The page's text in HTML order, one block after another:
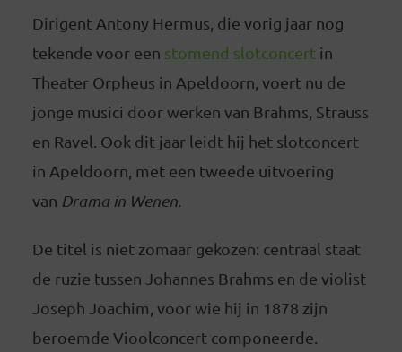
Dirigent Antony Hermus, die vorig jaar nog
tekende voor een stomend slotconcertin
Theater Orpheus in Apeldoorn, voert nu de
jonge musici door werken van Brahms, Strauss
en Ravel. Ook dit jaar leidt hij het slotconcert
in Apeldoorn, met een tweede uitvoering
van Drama in Wenen.
De titel is niet zomaar gekozen: centraal staat
de ruzie tussen Johannes Brahms en de violist
Joseph Joachim, voor wie hij in 1878 zijn
beroemde Vioolconcert componeerde.